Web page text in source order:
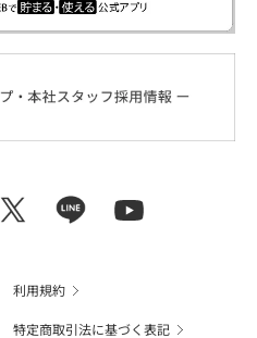
利用規約
特定商取引法に基づく表記